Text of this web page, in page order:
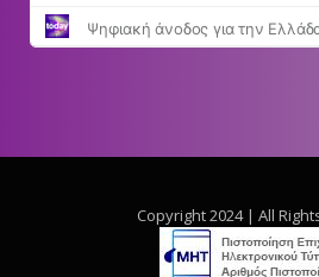
Copyright 2024 | All